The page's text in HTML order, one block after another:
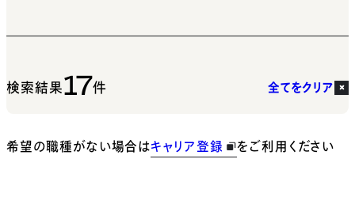
検索結果17件 全てをクリア
希望の職種がない場合はキャリア登録 をご利用ください